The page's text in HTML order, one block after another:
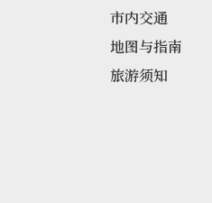
市内交通
地图与指南
旅游须知